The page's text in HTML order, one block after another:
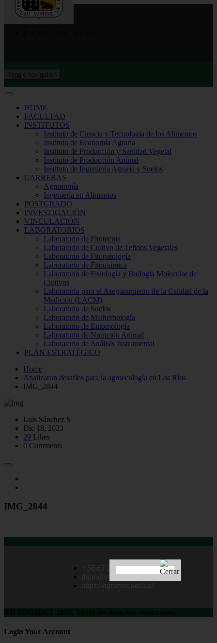
Toggle navigation
HOME
FACULTAD
INSTITUTOS
Instituto de Ciencia y Tecnología de los Alimentos
Instituto de Economía Agraria
Instituto de Producción y Sanidad Vegetal
Instituto de Producción Animal
Instituto de Ingeniería Agraria y Suelos
CARRERAS
Agronomía
Ingeniería en Alimentos
POSTGRADO
INVESTIGACIÓN
VINCULACIÓN
LABORATORIOS
Laboratorio de Fitotecnia
Laboratorio de Cultivo de Tejidos Vegetales
Laboratorio de Fitopatología
Laboratorio de Fitoquímica
Laboratorio de Fisiología y Biología Molecular de
Cultivos
Laboratorio para el Aseguramiento de la Calidad de la
Medición (LACM)
Laboratorio de Suelos
Laboratorio de Malherbología
Laboratorio de Entomología
Laboratorio de Nutrición Animal
Laboratorio de Análisis Instrumental
PLAN ESTRATÉGICO
Home
Analizaron desafíos para la agroecología en Los Ríos
IMG_2844
Luis Sánchez S
Dic 18, 2023
29 Likes
0 Comments
IMG_2844
+56 63 222 1237
fagro@uach.cl
Login Your Account